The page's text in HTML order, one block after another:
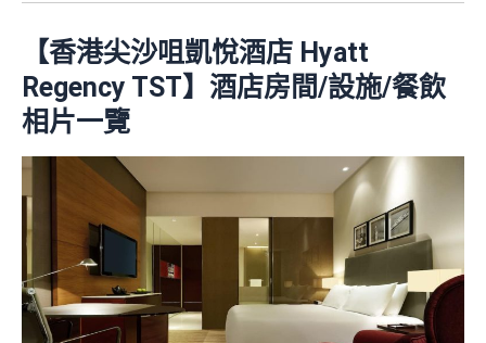
【香港尖沙咀凱悅酒店 Hyatt
Regency TST】酒店房間/設施/餐飲
相片一覽